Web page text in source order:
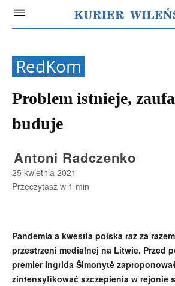
RedKom
Problem istnieje,
buduje
Antoni Radczenko
25 kwietnia 2021
Przeczytasz w 1 min
Pandemia a kwestia polska raz za
przestrzeni medialnej na Litwie. Przed
premier Ingrida Šimonytė
zintensyfikować szczepienia w rejonie